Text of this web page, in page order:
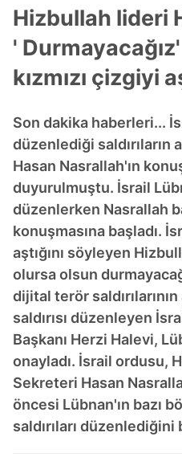
Hizbullah lideri
'
kızmızı çizgiyi
Son dakika haberleri...
düzenlediği saldırıların
Hasan Nasrallah'ın
duyurulmuştu. İsrail
düzenlerken Nasrallah
konuşmasına başladı.
aştığını söyleyen
olursa olsun
dijital terör
saldırısı düzenleyen
Başkanı Herzi Halevi,
onayladı. İsrail ordusu,
Sekreteri Hasan
öncesi Lübnan'ın bazı
saldırıları düzenlediğini